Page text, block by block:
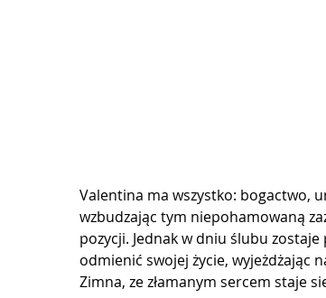
Valentina ma wszystko: bogactwo,
wzbudzając tym niepohamowaną
pozycji. Jednak w dniu ślubu
odmienić swojej życie, wyjeżdżając
Zimna, ze złamanym sercem staje